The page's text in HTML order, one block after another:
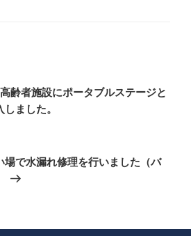
齢者施設にポータブルステージと
ました。
場で水漏れ修理を行いました（バ